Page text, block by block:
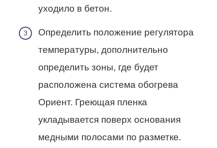
уходило в бетон.
Определить положение регулятора
температуры, дополнительно
определить зоны, где будет
расположена система обогрева
Ориент. Греющая пленка
укладывается поверх основания
медными полосами по разметке.